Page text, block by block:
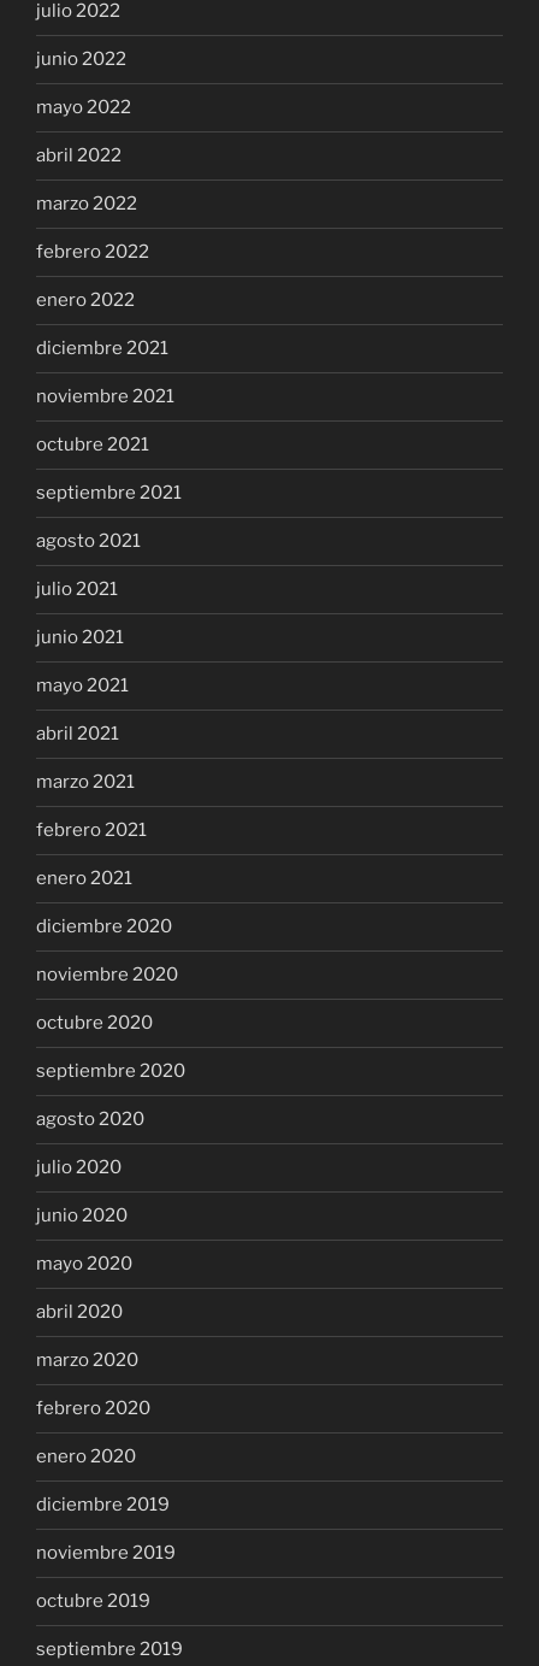
julio 2022
junio 2022
mayo 2022
abril 2022
marzo 2022
febrero 2022
enero 2022
diciembre 2021
noviembre 2021
octubre 2021
septiembre 2021
agosto 2021
julio 2021
junio 2021
mayo 2021
abril 2021
marzo 2021
febrero 2021
enero 2021
diciembre 2020
noviembre 2020
octubre 2020
septiembre 2020
agosto 2020
julio 2020
junio 2020
mayo 2020
abril 2020
marzo 2020
febrero 2020
enero 2020
diciembre 2019
noviembre 2019
octubre 2019
septiembre 2019